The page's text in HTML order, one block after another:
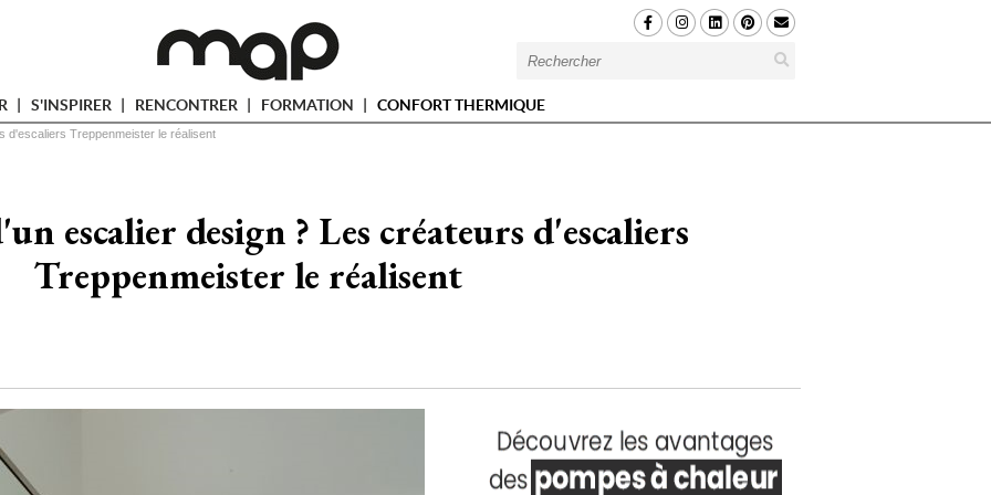
S'INSPIRER RENCONTRER FORMATION CONFORT THERMIQUE
d'escaliers Treppenmeister le réalisent
escalier design ? Les créateurs d'escaliers
Treppenmeister le réalisent